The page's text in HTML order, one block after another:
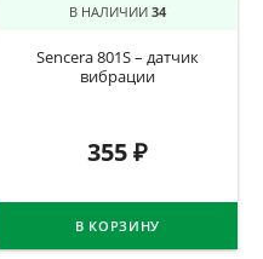
В НАЛИЧИИ 34
Sencera 801S – датчик
вибрации
355₽
В КОРЗИНУ